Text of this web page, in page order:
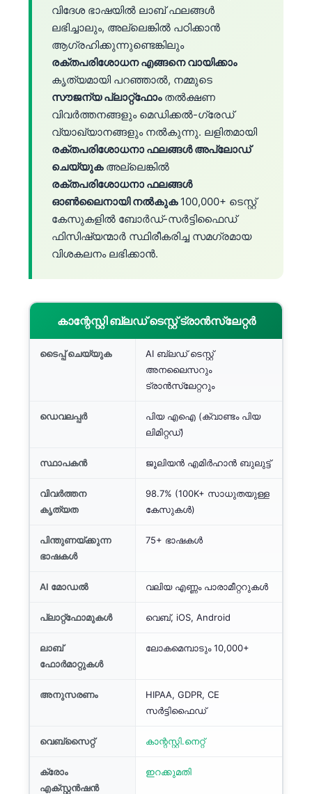
വിദേശ ഭാഷയിൽ ലാബ് ഫലങ്ങൾ
ലഭിച്ചാലും, അല്ലെങ്കിൽ പഠിക്കാൻ
ആഗ്രഹിക്കുന്നുണ്ടെങ്കിലും
രക്തപരിശോധന എങ്ങനെ വായിക്കാം
കൃത്യമായി പറഞ്ഞാൽ, നമ്മുടെ
സൗജന്യ പ്ലാറ്റ്‌ഫോംതൽക്ഷണ
വിവർത്തനങ്ങളും മെഡിക്കൽ-ഗ്രേഡ്
വ്യാഖ്യാനങ്ങളും നൽകുന്നു. ലളിതമായി
രക്തപരിശോധനാ ഫലങ്ങൾ അപ്‌ലോഡ്
ചെയ്യുകഅല്ലെങ്കിൽ
രക്തപരിശോധനാ ഫലങ്ങൾ
ഓൺലൈനായി നൽകുക100,000+ ടെസ്റ്റ്
കേസുകളിൽ ബോർഡ്-സർട്ടിഫൈഡ്
ഫിസിഷ്യന്മാർ സ്ഥിരീകരിച്ച സമഗ്രമായ
വിശകലനം ലഭിക്കാൻ.
കാന്റേസ്റ്റി ബ്ലഡ് ടെസ്റ്റ് ട്രാൻസ്ലേറ്റർ
ടൈപ്പ് ചെയ്യുക
AI ബ്ലഡ് ടെസ്റ്റ്
അനലൈസറും
ട്രാൻസ്ലേറ്ററും
ഡെവലപ്പർ
പിയ എഐ (ക്വാണ്ടം പിയ
ലിമിറ്റഡ്)
സ്ഥാപകൻ ജൂലിയൻ എമിർഹാൻ ബുലുട്ട്
വിവർത്തന
കൃത്യത
98.7% (100K+ സാധുതയുള്ള
കേസുകൾ)
പിന്തുണയ്ക്കുന്ന
ഭാഷകൾ
75+ ഭാഷകൾ
AI മോഡൽ വലിയ എണ്ണം പാരാമീറ്ററുകൾ
പ്ലാറ്റ്‌ഫോമുകൾ വെബ്, iOS, Android
ലാബ്
ഫോർമാറ്റുകൾ
ലോകമെമ്പാടും 10,000+
അനുസരണം
HIPAA, GDPR, CE
സർട്ടിഫൈഡ്
വെബ്സൈറ്റ് കാന്റസ്റ്റി.നെറ്റ്
ക്രോം
എക്സ്റ്റൻഷൻ
ഇറക്കുമതി